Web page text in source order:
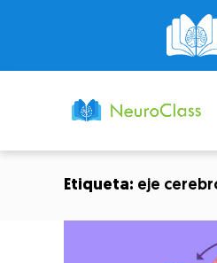
Etiqueta: eje